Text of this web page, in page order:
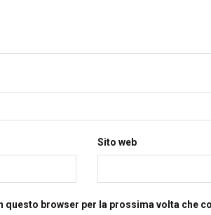
Sito web
questo browser per la prossima volta che